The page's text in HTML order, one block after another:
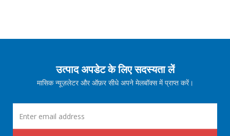
उत्पाद अपडेट के लिए सदस्यता लें
मासिक न्यूज़लेटर और ऑफ़र सीधे अपने मेलबॉक्स में प्राप्त करें।